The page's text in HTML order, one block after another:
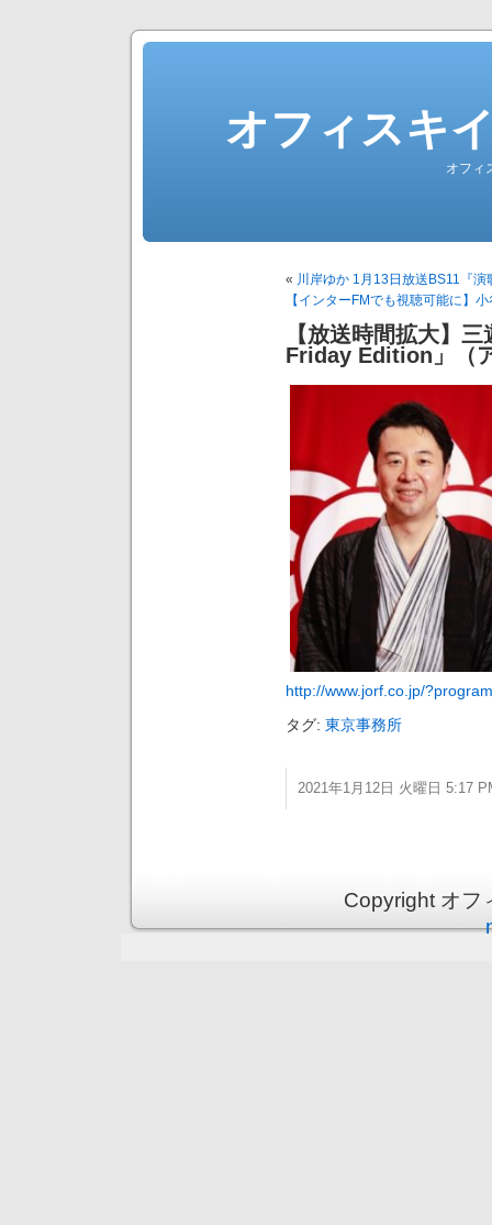
オフィスキ
オフィ
« 川岸ゆか 1月13日放送BS11『
【インターFMでも視聴可能に】
【放送時間拡大】
Friday Edition」（
http://www.jorf.co.jp/
タグ: 東京事務所
2021年1月12日 火曜日 5:17
Copyright オ